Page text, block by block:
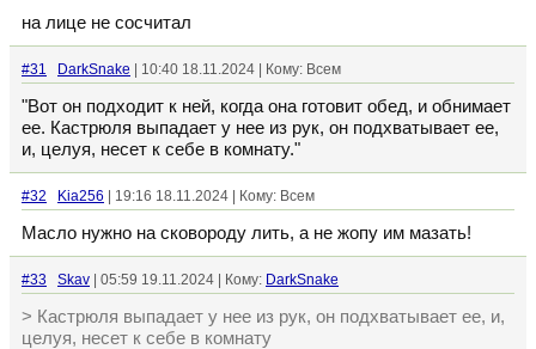
на лице не сосчитал
#31 DarkSnake | 10:40 18.11.2024 | Кому: Всем
"Вот он подходит к ней, когда она готовит обед, и обнимает
ее. Кастрюля выпадает у нее из рук, он подхватывает ее,
и, целуя, несет к себе в комнату."
#32 Kia256 | 19:16 18.11.2024 | Кому: Всем
Масло нужно на сковороду лить, а не жопу им мазать!
#33 Skav | 05:59 19.11.2024 | Кому: DarkSnake
> Кастрюля выпадает у нее из рук, он подхватывает ее, и,
целуя, несет к себе в комнату